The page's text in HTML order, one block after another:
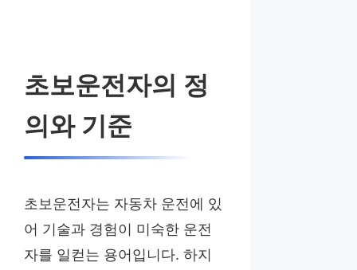
초보운전자의 정
의와 기준
초보운전자는 자동차 운전에 있
어 기술과 경험이 미숙한 운전
자를 일컫는 용어입니다. 하지